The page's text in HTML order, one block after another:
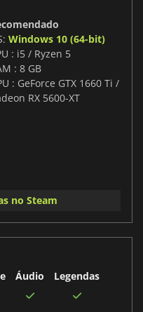
Windows 10 (64-bit)
: i5 / Ryzen 5
: 8 GB
: GeForce GTX 1660 Ti /
RX 5600-XT
no Steam
Áudio
Legendas